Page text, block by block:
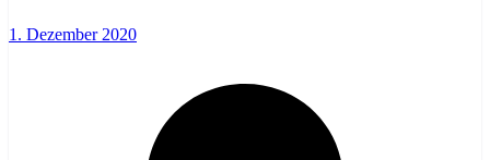
1. Dezember 2020